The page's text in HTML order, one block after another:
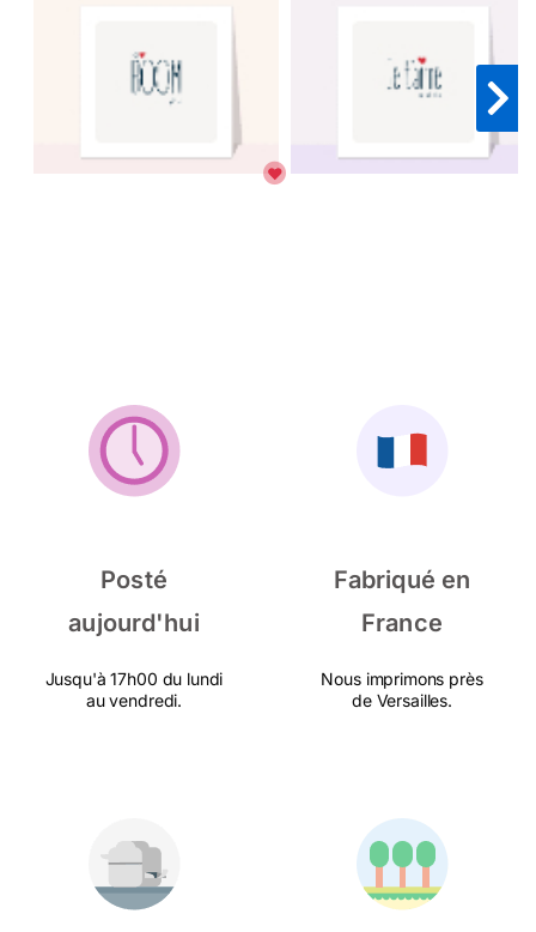
Posté
aujourd'hui
Jusqu'à 17h00 du lundi
au vendredi.
Fabriqué en
France
Nous imprimons près
de Versailles.